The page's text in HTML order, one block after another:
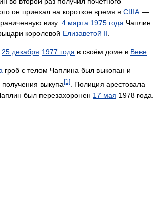
он приехал на короткое время в США —
визу. 4 марта 1975 года Чаплин
королевой Елизаветой II
25 декабря 1977 года в своём доме в Веве
гроб с телом Чаплина был выкопан и
выкупа[1]
. Полиция арестовала
был перезахоронен 17 мая 1978 года.